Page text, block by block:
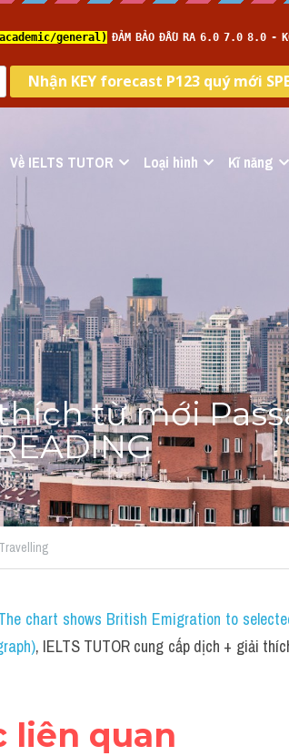
Về IELTS TUTOR Loại hình Kĩ năng
từ mới
chart shows British Emigration to
, IELTS TUTOR cung cấp dịch + giải
liên quan